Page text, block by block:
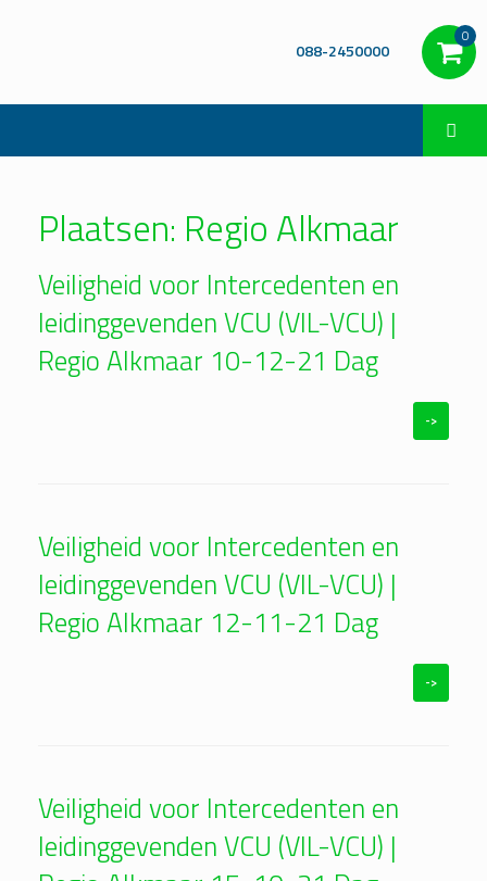
088-2450000
0
Plaatsen: Regio Alkmaar
Veiligheid voor Intercedenten en
leidinggevenden VCU (VIL-VCU) |
Regio Alkmaar 10-12-21 Dag
->
Veiligheid voor Intercedenten en
leidinggevenden VCU (VIL-VCU) |
Regio Alkmaar 12-11-21 Dag
->
Veiligheid voor Intercedenten en
leidinggevenden VCU (VIL-VCU) |